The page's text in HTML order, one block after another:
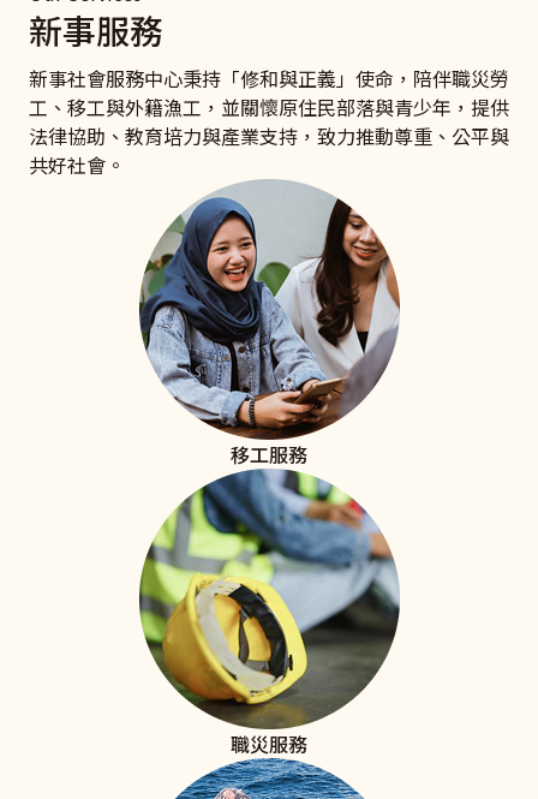
新事服務
新事社會服務中心秉持「修和與正義」使命，陪伴職災勞
工、移工與外籍漁工，並關懷原住民部落與青少年，提供
法律協助、教育培力與產業支持，致力推動尊重、公平與
共好社會。
移工服務
職災服務